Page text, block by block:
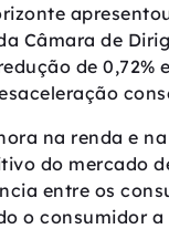
Câmara de
de 0,72%
na renda e
do mercado
entre os
o consumidor